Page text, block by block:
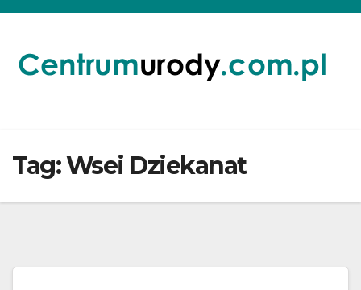
Skip
content
Tag:Wsei Dziekanat